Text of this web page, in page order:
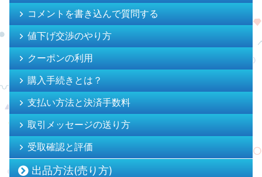
コメントを書き込んで質問する
値下げ交渉のやり方
クーポンの利用
購入手続きとは？
支払い方法と決済手数料
取引メッセージの送り方
受取確認と評価
出品方法(売り方)